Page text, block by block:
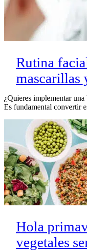
Rutina
¿Quieres implementar
Es fundamental convertir
Hola
vegetales